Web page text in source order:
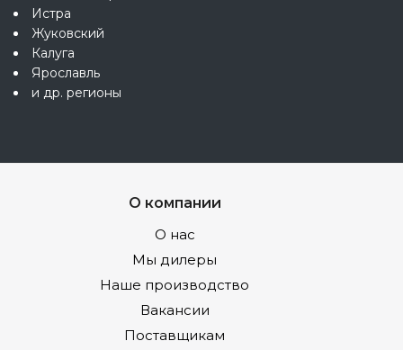
Истра
Жуковский
Калуга
Ярославль
и др. регионы
О компании
О нас
Мы дилеры
Наше производство
Вакансии
Поставщикам